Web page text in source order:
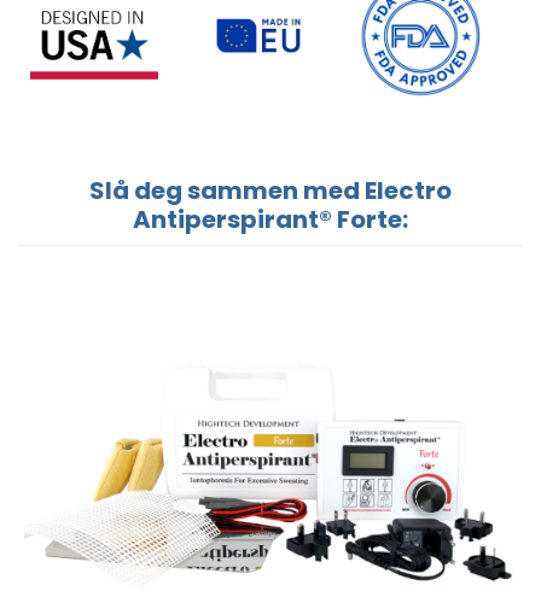
Slå deg sammen med Electro
Antiperspirant® Forte: